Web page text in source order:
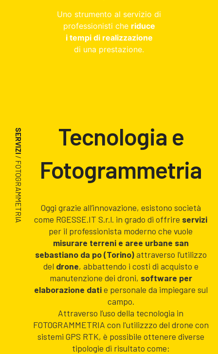
Uno strumento al servizio di
professionisti che riduce
i tempi di realizzazione
di una prestazione.
SERVIZI
/ FOTOGRAMMETRIA
Tecnologia e
Fotogrammetria
Oggi grazie all’innovazione, esistono società
come RGESSE.IT S.r.l. in grado di offrire servizi
per il professionista moderno che vuole
misurare terreni e aree urbane san
sebastiano da po (Torino)attraverso l’utilizzo
del drone, abbattendo i costi di acquisto e
manutenzione dei droni, software per
elaborazione datie personale da impiegare sul
campo.
Attraverso l’uso della tecnologia in
FOTOGRAMMETRIA con l'utilizzzo del drone con
sistemi GPS RTK, è possibile ottenere diverse
tipologie di risultato come: